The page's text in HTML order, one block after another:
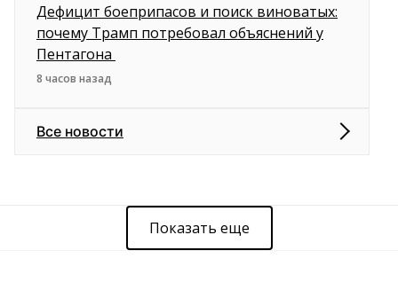
Дефицит боеприпасов и поиск виноватых:
почему Трамп потребовал объяснений у
Пентагона
8 часов назад
Все новости
Показать еще